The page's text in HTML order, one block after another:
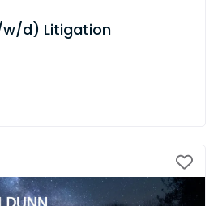
d) Litigation